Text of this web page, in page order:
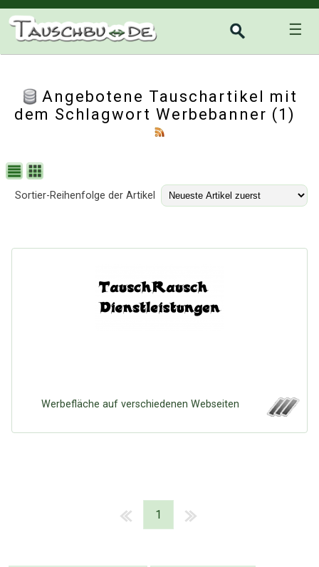
☰
Angebotene Tauschartikel mit
dem Schlagwort Werbebanner (1)
Sortier-Reihenfolge der Artikel
Werbefläche auf verschiedenen Webseiten
1